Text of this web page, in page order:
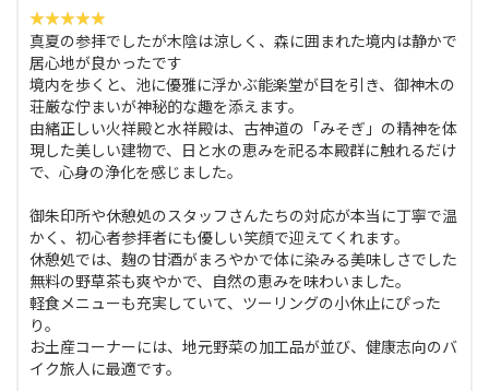
真夏の参拝でしたが木陰は涼しく、森に囲まれた境内は静かで
居心地が良かったです
境内を歩くと、池に優雅に浮かぶ能楽堂が目を引き、御神木の
荘厳な佇まいが神秘的な趣を添えます。
由緒正しい火祥殿と水祥殿は、古神道の「みそぎ」の精神を体
現した美しい建物で、日と水の恵みを祀る本殿群に触れるだけ
で、心身の浄化を感じました。
御朱印所や休憩処のスタッフさんたちの対応が本当に丁寧で温
かく、初心者参拝者にも優しい笑顔で迎えてくれます。
休憩処では、麹の甘酒がまろやかで体に染みる美味しさでした
無料の野草茶も爽やかで、自然の恵みを味わいました。
軽食メニューも充実していて、ツーリングの小休止にぴった
り。
お土産コーナーには、地元野菜の加工品が並び、健康志向のバ
イク旅人に最適です。